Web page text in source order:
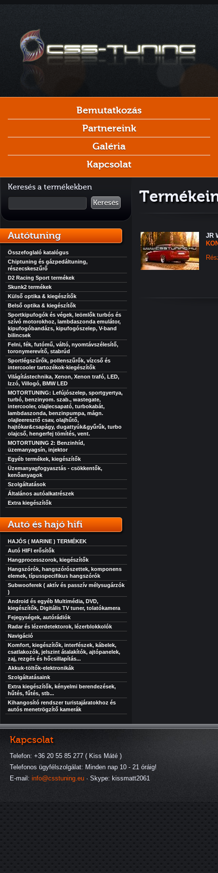
Bemutatkozás
Partnereink
Galéria
Kapcsolat
Keresés a termékekben
Keresés
Autótuning
Összefoglaló katalógus
Chiptuning és gázpedáltuning,
részecskeszűrő
D2 Racing Sport termékek
Skunk2 termékek
Külső optika & kiegészítők
Belső optika & kiegészítők
Sportkipufogók és végek, leömlők turbós és
szívó motorokhoz, lambdaszonda emulátor,
kipufogóbandázs, kipufogószelep, V-band
bilincsek
Felni, fék, futómű, váltó, nyomtávszélesítő,
toronymerevítő, stabrúd
Sportlégszűrők, pollenszűrők, vízcső és
intercooler tartozékok-kiegészítők
Világítástechnika, Xenon, Xenon trafó, LED,
Izzó, Villogó, BMW LED
MOTORTUNING: Lefújószelep, sportgyertya,
turbó, benzinyom. szab., wastegate,
intercooler, olajlecsapató, turbokabát,
lambdaszonda, benzinpumpa, mágn.
olajleeresztő csav, olajhűtő,
hajtókar&csapágy, dugattyúk&gyűrűk, turbo
olajcső, hengerfej tömítés, vent.
MOTORTUNING 2: Benzinhíd,
üzemanyagsín, injektor
Egyéb termékek, kiegészítők
Üzemanyagfogyasztás - csökkentők,
kenőanyagok
Szolgáltatások
Általános autóalkatrészek
Extra kiegészítők
Autó és hajó hifi
HAJÓS ( MARINE ) TERMÉKEK
Autó HIFI erősítők
Hangprocesszorok, kiegészítők
Hangszórók, hangszórószettek, komponens
elemek, típusspecifikus hangszórók
Subwooferek ( aktív és passzív mélysugárzók
)
Android és egyéb Multimédia, DVD,
kiegészítők, Digitális TV tuner, tolatókamera
Fejegységek, autórádiók
Radar és lézerdetektorok, lézerblokkolók
Navigáció
Komfort, kiegészítők, interfészek, kábelek,
csatlakozók, jelszint átalakítók, ajtópanelek,
zaj, rezgés és hőcsillapítás...
Akkuk-töltők-elektronikák
Szolgáltatásaink
Extra kiegészítők, kényelmi berendezések,
hűtés, fűtés, stb...
Kihangosító rendszer turistajáratokhoz és
autós menetrögzítő kamerák
JR
Kapcsolat
Telefon: +36 20 55 85 277 ( Kiss Máté )
Telefonos ügyfélszolgálat: Minden nap 10 - 21 óráig!
E-mail: info@csstuning.eu · Skype: kissmatt2061